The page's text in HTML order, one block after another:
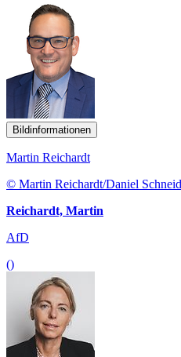
Bildinformationen
Martin Reichardt
© Martin Reichardt/Daniel
Reichardt, Martin
AfD
()